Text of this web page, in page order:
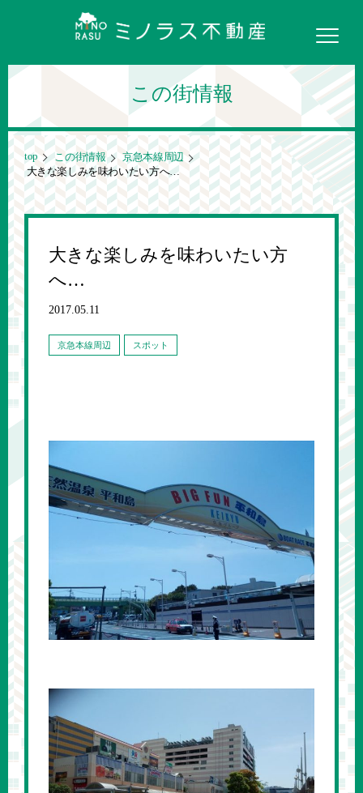
この街情報
top この街情報
京急本線周辺
大きな楽しみを味わいたい方へ…
大きな楽しみを味わいたい方
へ…
2017.05.11
京急本線周辺 スポット